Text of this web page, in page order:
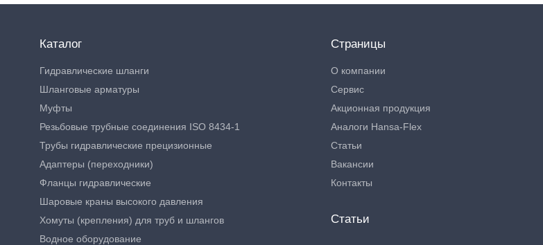
Каталог
Гидравлические шланги
Шланговые арматуры
Муфты
Резьбовые трубные соединения ISO 8434-1
Трубы гидравлические прецизионные
Адаптеры (переходники)
Фланцы гидравлические
Шаровые краны высокого давления
Хомуты (крепления) для труб и шлангов
Водное оборудование
Страницы
О компании
Сервис
Акционная продукция
Аналоги Hansa-Flex
Статьи
Вакансии
Контакты
Статьи